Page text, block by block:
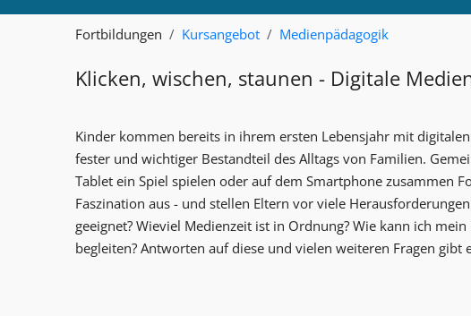
Fortbildungen Kursangebot Medienpädagogik
Klicken, wischen, staunen - Digitale
Kinder kommen bereits in ihrem ersten Lebensjahr mit
fester und wichtiger Bestandteil des Alltags von Familien.
Tablet ein Spiel spielen oder auf dem Smartphone zusammen
Faszination aus - und stellen Eltern vor viele
geeignet? Wieviel Medienzeit ist in Ordnung? Wie kann ich
begleiten? Antworten auf diese und vielen weiteren Fragen